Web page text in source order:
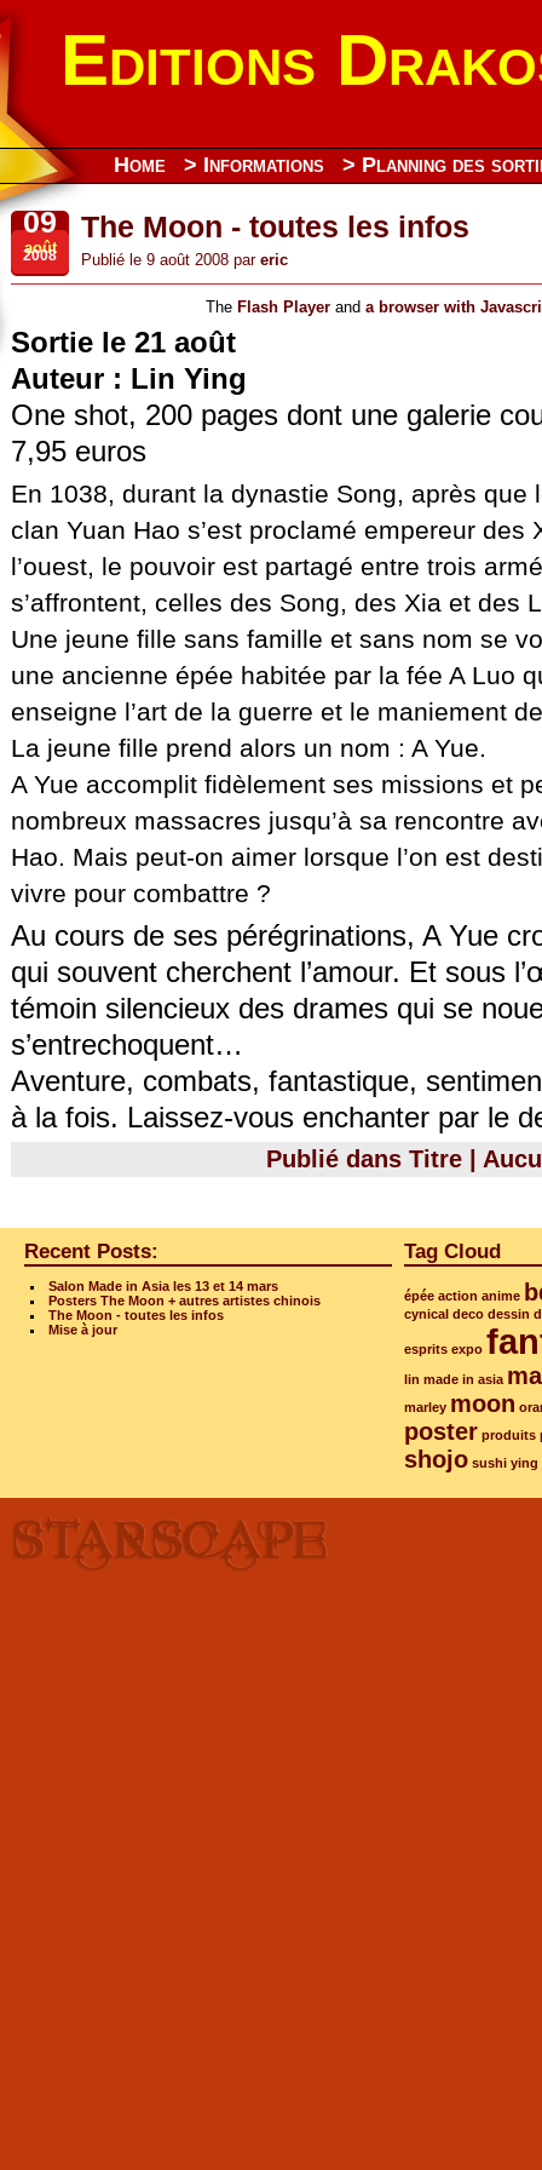
Editions
Home > Informations > Planning des
09
août
2008
The Moon - toutes les infos
Publié le 9 août 2008 par eric
The Flash Player and a browser with
Sortie le 21 août
Auteur : Lin Ying
One shot, 200 pages dont une galerie
7,95 euros
En 1038, durant la dynastie Song, après que
clan Yuan Hao s’est proclamé empereur des
l’ouest, le pouvoir est partagé entre trois
s’affrontent, celles des Song, des Xia et des
Une jeune fille sans famille et sans nom se
une ancienne épée habitée par la fée A Luo
enseigne l’art de la guerre et le maniement
La jeune fille prend alors un nom : A Yue.
A Yue accomplit fidèlement ses missions et
nombreux massacres jusqu’à sa rencontre
Hao. Mais peut-on aimer lorsque l’on est
vivre pour combattre ?
Au cours de ses pérégrinations, A Yue
qui souvent cherchent l’amour. Et sous
témoin silencieux des drames qui se
s’entrechoquent…
Aventure, combats, fantastique,
à la fois. Laissez-vous enchanter par le
Publié dans Titre
Recent Posts:
Salon Made in Asia les 13 et 14 mars
Posters The Moon + autres artistes chinois
The Moon - toutes les infos
Mise à jour
Tag Cloud
épée action anime
cynical deco dessin
esprits expo
lin made in asia
marley moon
poster produits
shojo sushi ying